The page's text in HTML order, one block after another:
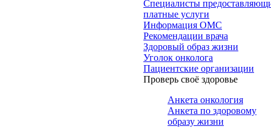
Специалисты
платные услуги
Информация ОМС
Рекомендации врача
Здоровый образ жизни
Уголок онколога
Пациентские организации
Проверь своё здоровье
Анкета онкология
Анкета по здоровому
образу жизни